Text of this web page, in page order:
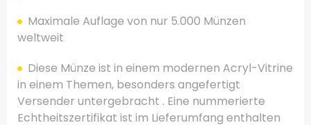
Maximale Auflage von nur 5.000 Münzen
weltweit
Diese Münze ist in einem modernen Acryl-Vitrine
in einem Themen, besonders angefertigt
Versender untergebracht . Eine nummerierte
Echtheitszertifikat ist im Lieferumfang enthalten